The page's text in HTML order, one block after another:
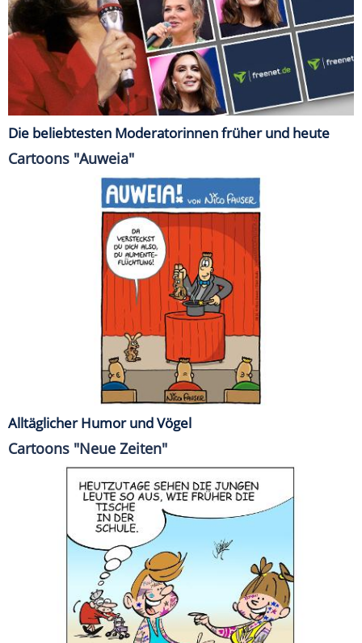
Die beliebtesten Moderatorinnen früher und heute
Cartoons "Auweia"
Alltäglicher Humor und Vögel
Cartoons "Neue Zeiten"